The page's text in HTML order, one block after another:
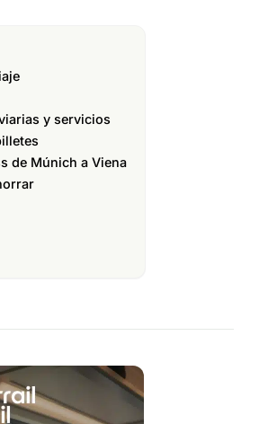
y servicios
de Múnich a Viena